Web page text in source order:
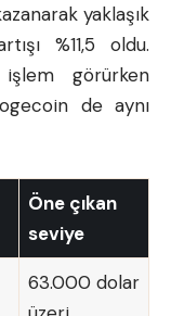
yaklaşık
%11,5 oldu.
görürken
de aynı
Öne çıkan
seviye
63.000 dolar